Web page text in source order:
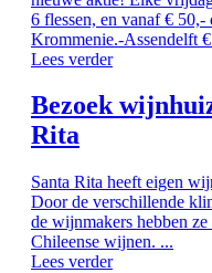
6 flessen, en vanaf €
Krommenie.-Assendelft
Lees verder
Bezoek
Rita
Santa Rita heeft eigen
Door de verschillende
de wijnmakers hebben
Chileense wijnen. ...
Lees verder